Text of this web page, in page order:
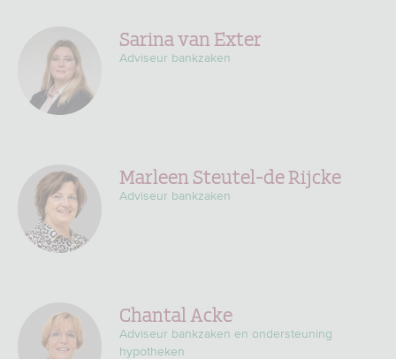
Sarina van Exter
Adviseur bankzaken
Marleen Steutel-de Rijcke
Adviseur bankzaken
Chantal Acke
Adviseur bankzaken en ondersteuning
hypotheken